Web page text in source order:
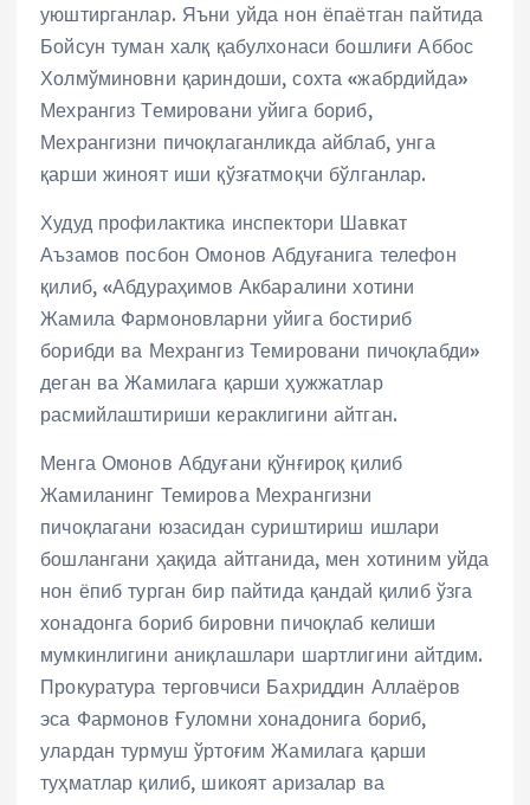
уюштирганлар. Яъни уйда нон ёпаётган пайтида
Бойсун туман халқ қабулхонаси бошлиғи Аббос
Холмўминовни қариндоши, сохта «жабрдийда»
Мехрангиз Темировани уйига бориб,
Мехрангизни пичоқлаганликда айблаб, унга
қарши жиноят иши қўзғатмоқчи бўлганлар.
Худуд профилактика инспектори Шавкат
Аъзамов посбон Омонов Абдуғанига телефон
қилиб, «Абдураҳимов Акбаралини хотини
Жамила Фармоновларни уйига бостириб
борибди ва Мехрангиз Темировани пичоқлабди»
деган ва Жамилага қарши ҳужжатлар
расмийлаштириши кераклигини айтган.
Менга Омонов Абдуғани қўнғироқ қилиб
Жамиланинг Темирова Мехрангизни
пичоқлагани юзасидан суриштириш ишлари
бошлангани ҳақида айтганида, мен хотиним уйда
нон ёпиб турган бир пайтида қандай қилиб ўзга
хонадонга бориб бировни пичоқлаб келиши
мумкинлигини аниқлашлари шартлигини айтдим.
Прокуратура терговчиси Бахриддин Аллаёров
эса Фармонов Ғуломни хонадонига бориб,
улардан турмуш ўртоғим Жамилага қарши
туҳматлар қилиб, шикоят аризалар ва